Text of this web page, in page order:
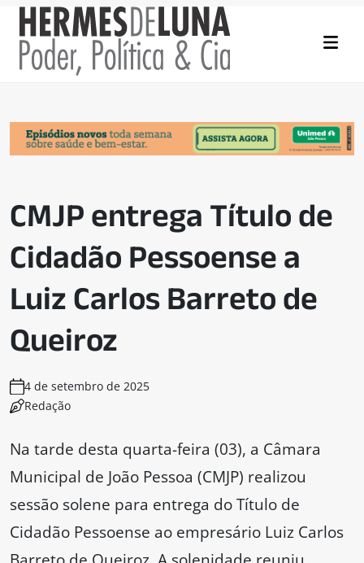
CMJP entrega Título de
Cidadão Pessoense a
Luiz Carlos Barreto de
Queiroz
4 de setembro de 2025
Redação
Na tarde desta quarta-feira (03), a Câmara
Municipal de João Pessoa (CMJP) realizou
sessão solene para entrega do Título de
Cidadão Pessoense ao empresário Luiz Carlos